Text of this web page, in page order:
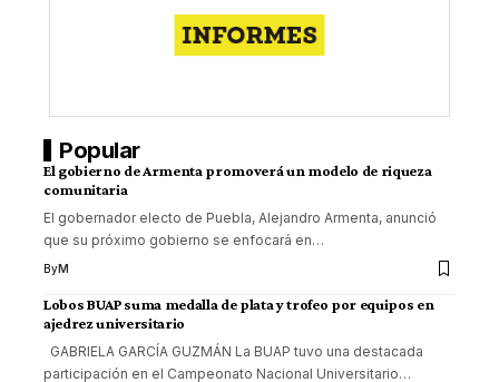
Popular
El gobierno de Armenta promoverá un modelo de riqueza
comunitaria
El gobernador electo de Puebla, Alejandro Armenta, anunció
que su próximo gobierno se enfocará en…
ByM
Lobos BUAP suma medalla de plata y trofeo por equipos en
ajedrez universitario
GABRIELA GARCÍA GUZMÁN La BUAP tuvo una destacada
participación en el Campeonato Nacional Universitario…